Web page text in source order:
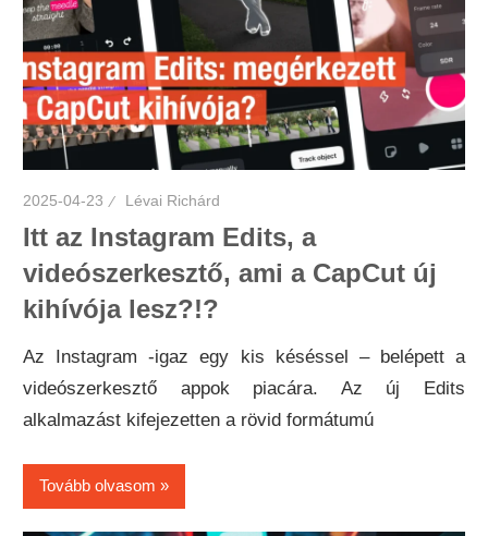
2025-04-23 Lévai Richárd
Itt az Instagram Edits, a
videószerkesztő, ami a CapCut új
kihívója lesz?!?
Az Instagram -igaz egy kis késéssel – belépett a
videószerkesztő appok piacára. Az új Edits
alkalmazást kifejezetten a rövid formátumú
Tovább olvasom